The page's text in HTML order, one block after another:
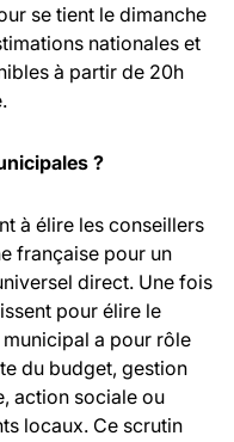
se tient le dimanche
nationales et
à partir de 20h
?
à élire les conseillers
française pour un
direct. Une fois
pour élire le
a pour rôle
du budget, gestion
action sociale ou
locaux. Ce scrutin